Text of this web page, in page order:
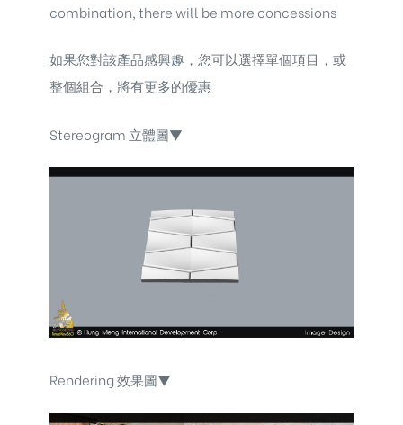
combination, there will be more concessions
如果您對該產品感興趣，您可以選擇單個項目，或
整個組合，將有更多的優惠
Stereogram 立體圖▼
Rendering 效果圖▼